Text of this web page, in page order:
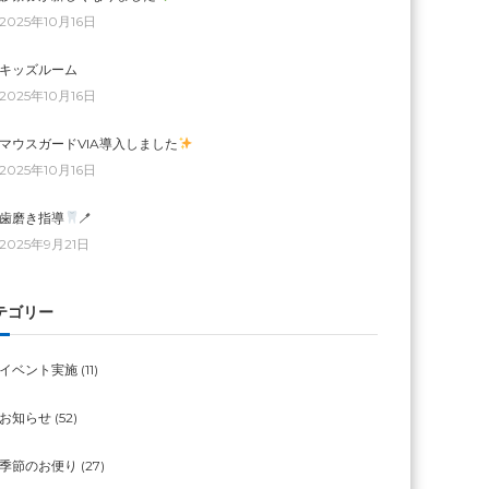
年10月16日
ッズルーム
年10月16日
ウスガードVIA導入しました
年10月16日
磨き指導
🪥
年9月21日
ゴリー
ベント実施(11)
知らせ(52)
節のお便り (27)